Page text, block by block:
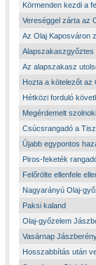
Körmenden kezdi a
Vereséggel zárta az
Az Olaj Kaposváron
Alapszakaszgyőztes
Az alapszakasz
Hozta a kötelezőt az
Hétközi forduló
Megérdemelt
Csúcsrangadó a
Újabb egypontos
Piros-feketék
Felőrölte ellenfele
Nagyarányú Olaj-
Paksi kaland
Olaj-győzelem
Vasárnap
Hosszabbítás után